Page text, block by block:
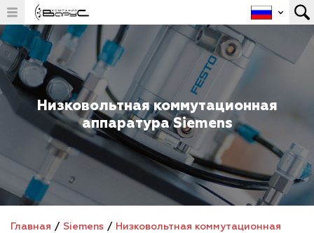
Низковольтная коммутационная
аппаратура Siemens
Главная / Siemens / Низковольтная коммутационная